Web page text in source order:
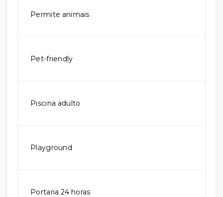
Permite animais
Pet-friendly
Piscina adulto
Playground
Portaria 24 horas